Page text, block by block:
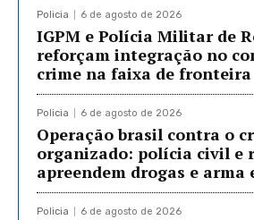
Policia 6 de agosto de 2026
IGPM e Polícia Militar de
reforçam integração no
crime na faixa de fronteira
Policia 6 de agosto de 2026
Operação brasil contra o
organizado: polícia civil e
apreendem drogas e arma
Policia 6 de agosto de 2026